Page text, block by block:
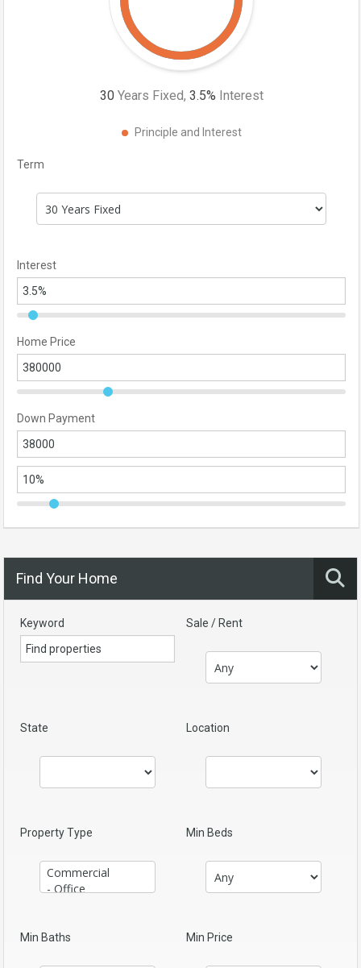
30 Years Fixed, 3.5% Interest
Principle and Interest
Term
Interest
Home Price
Down Payment
Find Your Home
Keyword Sale / Rent
State Location
Property Type Min Beds
Min Baths Min Price